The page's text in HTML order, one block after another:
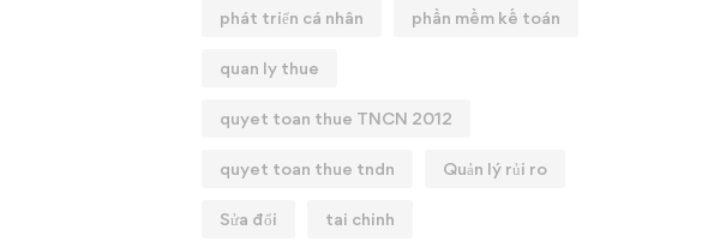
phát triển cá nhân phần mềm kế toán
quan ly thue
quyet toan thue TNCN 2012
quyet toan thue tndn Quản lý rủi ro
Sửa đổi tai chinh